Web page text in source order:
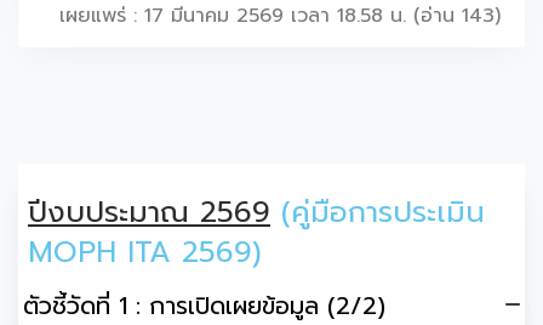
เผยแพร่ : 17 มีนาคม 2569 เวลา 18.58 น. (อ่าน 143)
ปีงบประมาณ 2569 (คู่มือการประเมิน
MOPH ITA 2569)
ตัวชี้วัดที่ 1 : การเปิดเผยข้อมูล (2/2)